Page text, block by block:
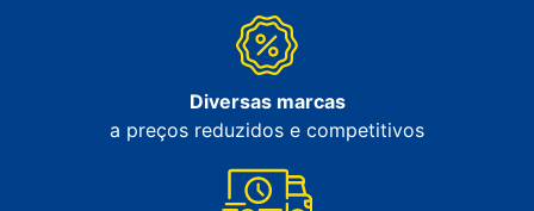
Diversas marcas
a preços reduzidos e competitivos